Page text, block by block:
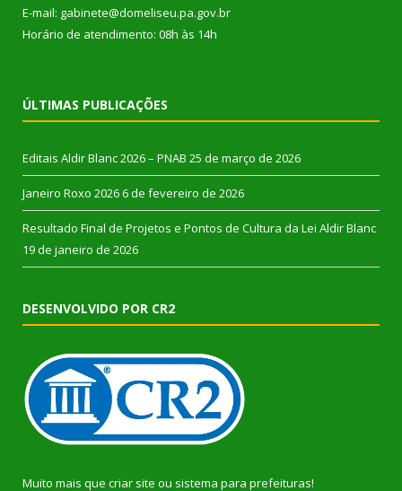
E-mail: gabinete@domeliseu.pa.gov.br
Horário de atendimento: 08h às 14h
ÚLTIMAS PUBLICAÇÕES
Editais Aldir Blanc 2026 – PNAB 25 de março de 2026
Janeiro Roxo 2026 6 de fevereiro de 2026
Resultado Final de Projetos e Pontos de Cultura da Lei Aldir Blanc
19 de janeiro de 2026
DESENVOLVIDO POR CR2
Muito mais que criar site ou sistema para prefeituras!